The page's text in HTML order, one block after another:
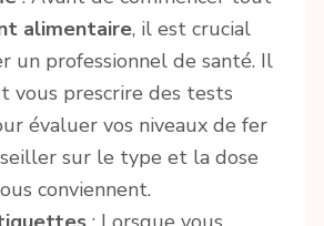
alimentaire, il est crucial
un professionnel de santé. Il
vous prescrire des tests
évaluer vos niveaux de fer
sur le type et la dose
conviennent.